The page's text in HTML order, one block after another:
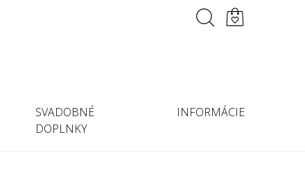
SVADOBNÉ
DOPLNKY
INFORMÁCIE